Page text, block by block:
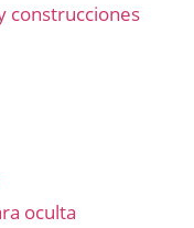
construcciones
oculta